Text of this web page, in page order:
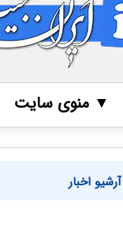
▼ منوی سایت
آرشیو اخبار